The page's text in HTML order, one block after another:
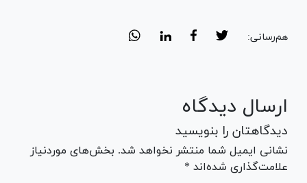
هم‌رسانی:
ارسال دیدگاه
دیدگاهتان را بنویسید
نشانی ایمیل شما منتشر نخواهد شد. بخش‌های موردنیاز
علامت‌گذاری شده‌اند *